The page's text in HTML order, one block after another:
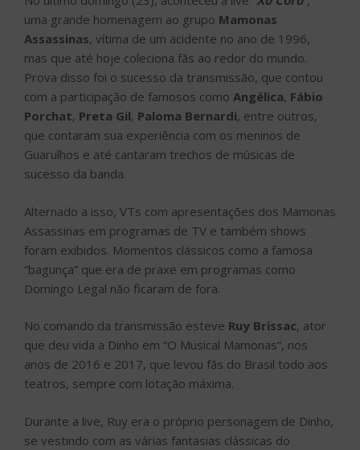
uma grande homenagem ao grupo Mamonas
Assassinas, vítima de um acidente no ano de 1996,
mas que até hoje coleciona fãs ao redor do mundo.
Prova disso foi o sucesso da transmissão, que contou
com a participação de famosos como Angélica, Fábio
Porchat, Preta Gil, Paloma Bernardi, entre outros,
que contaram sua experiência com os meninos de
Guarulhos e até cantaram trechos de músicas de
sucesso da banda.
Alternado a isso, VTs com apresentações dos Mamonas
Assassinas em programas de TV e também shows
foram exibidos. Momentos clássicos como a famosa
“bagunça” que era de praxe em programas como
Domingo Legal não ficaram de fora.
No comando da transmissão esteve Ruy Brissac, ator
que deu vida a Dinho em “O Musical Mamonas”, nos
anos de 2016 e 2017, que levou fãs do Brasil todo aos
teatros, sempre com lotação máxima.
Durante a live, Ruy era o próprio personagem de Dinho,
se vestindo com as várias fantasias clássicas do